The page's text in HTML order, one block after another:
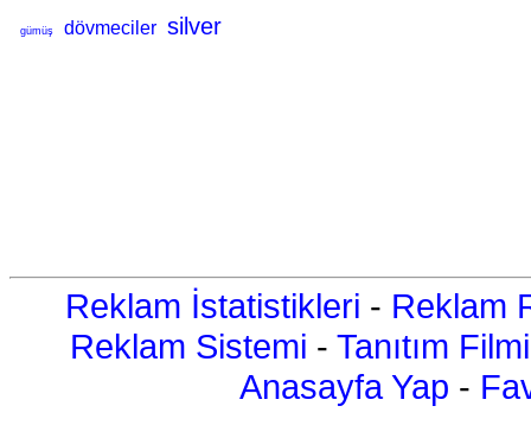
gümüş dövmeciler silver
Reklam İstatistikleri - Reklam
Reklam Sistemi - Tanıtım Filmi
Anasayfa Yap -